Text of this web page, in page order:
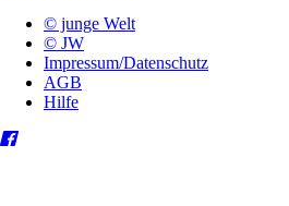
© junge Welt
© JW
Impressum/Datenschutz
AGB
Hilfe